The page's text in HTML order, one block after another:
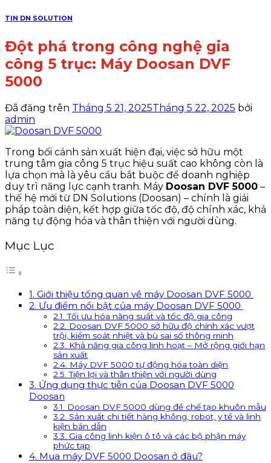
TIN DN SOLUTION
Đột phá trong công nghệ gia
công 5 trục: Máy Doosan DVF
5000
Đã đăng trên Tháng 5 21, 2025Tháng 5 22, 2025 bởi
admin
Trong bối cảnh sản xuất hiện đại, việc sở hữu một
trung tâm gia công 5 trục hiệu suất cao không còn là
lựa chọn mà là yêu cầu bắt buộc để doanh nghiệp
duy trì năng lực cạnh tranh. Máy Doosan DVF 5000 –
thế hệ mới từ DN Solutions (Doosan) – chính là giải
pháp toàn diện, kết hợp giữa tốc độ, độ chính xác, khả
năng tự động hóa và thân thiện với người dùng.
Mục Lục
1. Giới thiệu tổng quan về máy Doosan DVF 5000
2. Ưu điểm nổi bật của máy Doosan DVF 5000
2.1. Tối ưu hóa năng suất và tốc độ gia công
2.2. Doosan DVF 5000 sở hữu độ chính xác vượt
trội, kiểm soát nhiệt và bù sai số thông minh
2.3. Khả năng gia công linh hoạt – Mở rộng giới hạn
sản xuất
2.4. Máy DVF 5000 tự động hóa toàn diện
2.5. Tiện lợi và thân thiện với người dùng
3. Ứng dụng thực tiễn của Doosan DVF 5000
Doosan
3.1. Doosan DVF 5000 dùng để chế tạo khuôn mẫu
3.2. Sản xuất chi tiết hàng không, robot, y tế và linh
kiện bán dẫn
3.3. Gia công linh kiện ô tô và các bộ phận máy
phức tạp
4. Mua máy DVF 5000 Doosan ở đâu?